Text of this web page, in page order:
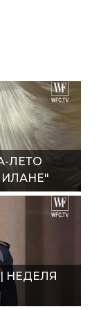
ЛЕТО
| НЕДЕЛЯ